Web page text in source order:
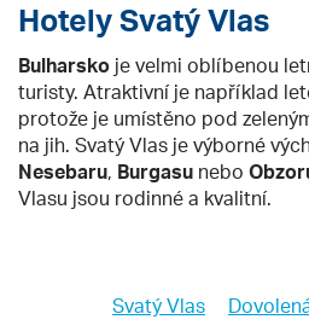
Hotely Svatý Vlas
Bulharsko je velmi oblíbenou
turisty. Atraktivní je například
protože je umístěno pod
na jih. Svatý Vlas je výborné
Nesebaru, Burgasu nebo
Vlasu jsou rodinné a kvalitní.
Svatý Vlas